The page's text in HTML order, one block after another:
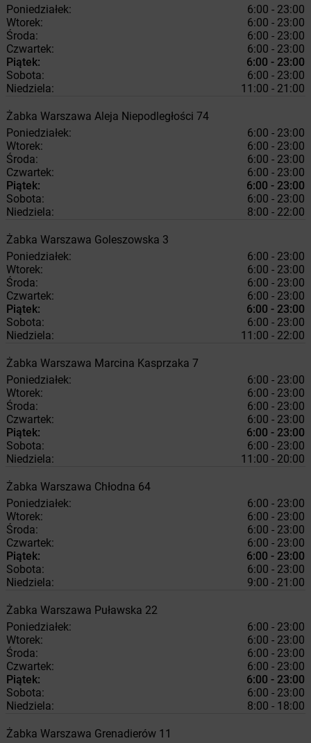
Poniedziałek:
6:00 - 23:00
Wtorek:
6:00 - 23:00
Środa:
6:00 - 23:00
Czwartek:
6:00 - 23:00
Piątek:
6:00 - 23:00
Sobota:
6:00 - 23:00
Niedziela:
11:00 - 21:00
Żabka Warszawa Aleja Niepodległości 74
Poniedziałek:
6:00 - 23:00
Wtorek:
6:00 - 23:00
Środa:
6:00 - 23:00
Czwartek:
6:00 - 23:00
Piątek:
6:00 - 23:00
Sobota:
6:00 - 23:00
Niedziela:
8:00 - 22:00
Żabka Warszawa Goleszowska 3
Poniedziałek:
6:00 - 23:00
Wtorek:
6:00 - 23:00
Środa:
6:00 - 23:00
Czwartek:
6:00 - 23:00
Piątek:
6:00 - 23:00
Sobota:
6:00 - 23:00
Niedziela:
11:00 - 22:00
Żabka Warszawa Marcina Kasprzaka 7
Poniedziałek:
6:00 - 23:00
Wtorek:
6:00 - 23:00
Środa:
6:00 - 23:00
Czwartek:
6:00 - 23:00
Piątek:
6:00 - 23:00
Sobota:
6:00 - 23:00
Niedziela:
11:00 - 20:00
Żabka Warszawa Chłodna 64
Poniedziałek:
6:00 - 23:00
Wtorek:
6:00 - 23:00
Środa:
6:00 - 23:00
Czwartek:
6:00 - 23:00
Piątek:
6:00 - 23:00
Sobota:
6:00 - 23:00
Niedziela:
9:00 - 21:00
Żabka Warszawa Puławska 22
Poniedziałek:
6:00 - 23:00
Wtorek:
6:00 - 23:00
Środa:
6:00 - 23:00
Czwartek:
6:00 - 23:00
Piątek:
6:00 - 23:00
Sobota:
6:00 - 23:00
Niedziela:
8:00 - 18:00
Żabka Warszawa Grenadierów 11